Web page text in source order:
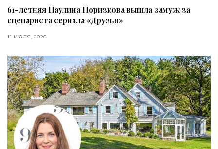
61-летняя Паулина Поризкова вышла замуж за
сценариста сериала «Друзья»
11 ИЮЛЯ, 2026